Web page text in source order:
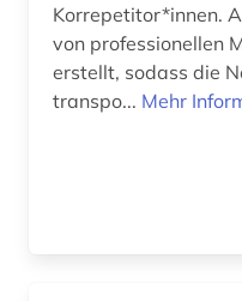
instrument (1)
Korrepetitor*innen.
von professionellen
erstellt, sodass die
transpo... Mehr